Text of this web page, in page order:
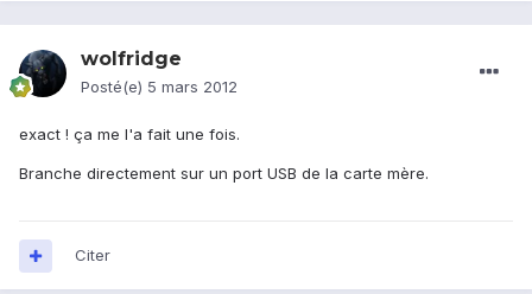
wolfridge
Posté(e) 5 mars 2012
exact ! ça me l'a fait une fois.
Branche directement sur un port USB de la carte mère.
Citer